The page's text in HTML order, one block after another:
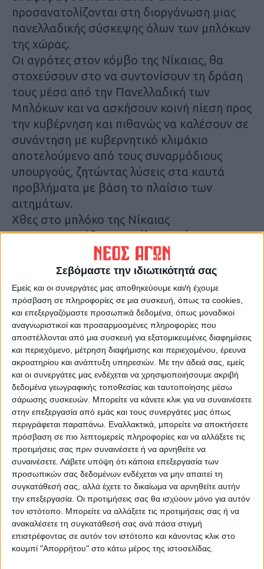
Σεβόμαστε την ιδιωτικότητά σας
Εμείς και οι συνεργάτες μας αποθηκεύουμε και/ή έχουμε
πρόσβαση σε πληροφορίες σε μια συσκευή, όπως τα cookies,
και επεξεργαζόμαστε προσωπικά δεδομένα, όπως μοναδικοί
αναγνωριστικοί και προσαρμοσμένες πληροφορίες που
αποστέλλονται από μια συσκευή για εξατομικευμένες διαφημίσεις
και περιεχόμενο, μέτρηση διαφήμισης και περιεχομένου, έρευνα
ακροατηρίου και ανάπτυξη υπηρεσιών. Με την άδειά σας, εμείς
και οι συνεργάτες μας ενδέχεται να χρησιμοποιήσουμε ακριβή
δεδομένα γεωγραφικής τοποθεσίας και ταυτοποίησης μέσω
σάρωσης συσκευών. Μπορείτε να κάνετε κλικ για να συναινέσετε
στην επεξεργασία από εμάς και τους συνεργάτες μας όπως
περιγράφεται παραπάνω. Εναλλακτικά, μπορείτε να αποκτήσετε
πρόσβαση σε πιο λεπτομερείς πληροφορίες και να αλλάξετε τις
προτιμήσεις σας πριν συναινέσετε ή να αρνηθείτε να
συναινέσετε. Λάβετε υπόψη ότι κάποια επεξεργασία των
προσωπικών σας δεδομένων ενδέχεται να μην απαιτεί τη
συγκατάθεσή σας, αλλά έχετε το δικαίωμα να αρνηθείτε αυτήν
την επεξεργασία. Οι προτιμήσεις σας θα ισχύουν μόνο για αυτόν
τον ιστότοπο. Μπορείτε να αλλάξετε τις προτιμήσεις σας ή να
ανακαλέσετε τη συγκατάθεσή σας ανά πάσα στιγμή
επιστρέφοντας σε αυτόν τον ιστότοπο και κάνοντας κλικ στο
κουμπί "Απορρήτου" στο κάτω μέρος της ιστοσελίδας.
προσανατολίζονται στη διοργάνωση μιας
πανελλαδικής σύσκεψης όλων των μπλόκων
της χώρας.
Οι αγρότες στον κόμβο της Νίκαιας, θα
στοχεύσουν στο να συντονίσουν τη δράση
τους μέσα από την Πανελλαδική των
Μπλόκων και να ασκήσουν κοινή πίεση προς
την κυβέρνηση και πιθανώς να καλέσουν σε
συνάντηση με κυβερνητικό κλιμάκιο
αποτελούμενο από τους συναρμόδιους
υπουργούς, ζητώντας λύσεις στα καυτά
προβλήματα με βάση το πλαίσιο των
αιτημάτων.
Χθες στο μπλόκο της Νίκαιας
πραγματοποιήθηκε συνέλευση, όπου οι
αγρότες υπογράμμισαν τη διάθεσή τους να
παραμείνουν στο μπλόκο, αποτιμώντας
παράλληλα θετικά τη μεγάλη κινητοποίηση
που έγινε την Κυριακή με τη συμπαράσταση
φορέων, σωματείων και πολιτών, με τον
συμβολικό δίωρο αποκλεισμό της ΠΑΘΕ.
Aναλυτικότερα στην έντυπη έκδοση του
Νέου Αγώνα
Τελευταίες Ειδήσεις Σήμερα
Ακολούθησε την εφημερίδα ΝΕΟΣ
ΑΓΩΝ στο Google News!
Όλες οι εξελίξεις στην περιοχή της
Καρδίτσας και ευρύτερα της Θεσσαλίας
ΠΡΟΗΓΟΥΜΕΝΟ ΑΡΘΡΟ
Συνάντηση του
ΕΠΟΜΕΝΟ ΑΡΘΡΟ
Απίστευτος Πούτιν: Έβαλε